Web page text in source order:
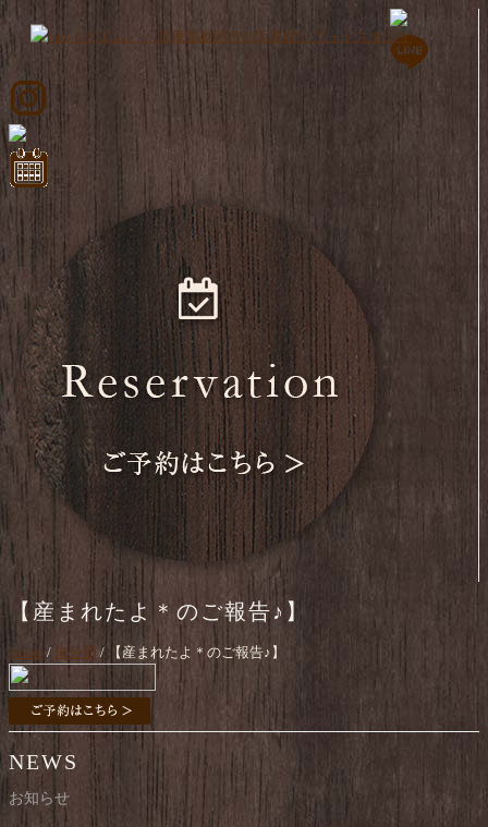
【産まれたよ＊のご報告♪】
Home / 未分類 / 【産まれたよ＊のご報告♪】
NEWS
お知らせ